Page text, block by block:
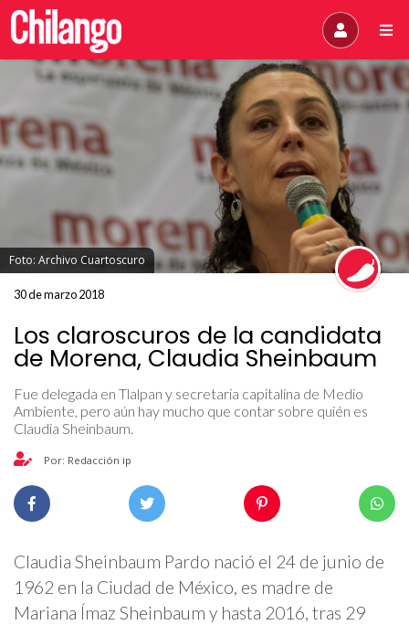
Foto: Archivo Cuartoscuro
30 de marzo 2018
Los claroscuros de la candidata
de Morena, Claudia Sheinbaum
Fue delegada en Tlalpan y secretaria capitalina de Medio
Ambiente, pero aún hay mucho que contar sobre quién es
Claudia Sheinbaum.
Por: Redacción ip
Claudia Sheinbaum Pardo nació el 24 de junio de
1962 en la Ciudad de México, es madre de
Mariana Ímaz Sheinbaum y hasta 2016, tras 29